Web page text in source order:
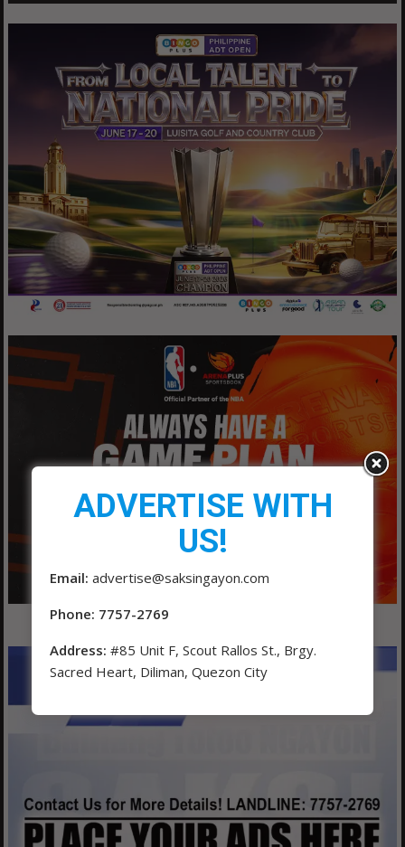
ADVERTISE WITH
US!
Email: advertise@saksingayon.com
Phone: 7757-2769
Address: #85 Unit F, Scout Rallos St., Brgy.
Sacred Heart, Diliman, Quezon City